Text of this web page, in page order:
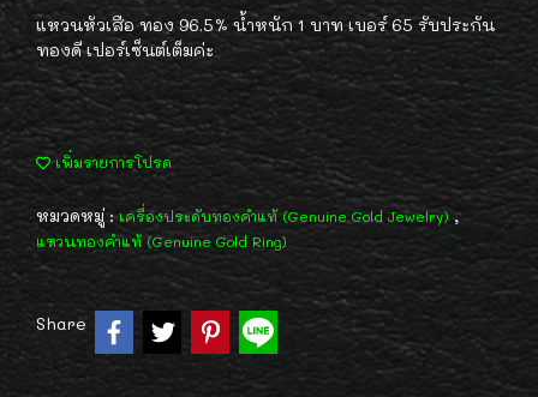
แหวนหัวเสือ ทอง 96.5% น้ำหนัก 1 บาท เบอร์ 65 รับประกัน
ทองดี เปอร์เซ็นต์เต็มค่ะ
เพิ่มรายการโปรด
หมวดหมู่ :เครื่องประดับทองคำแท้ (Genuine Gold Jewelry) ,
แหวนทองคำแท้ (Genuine Gold Ring)
Share